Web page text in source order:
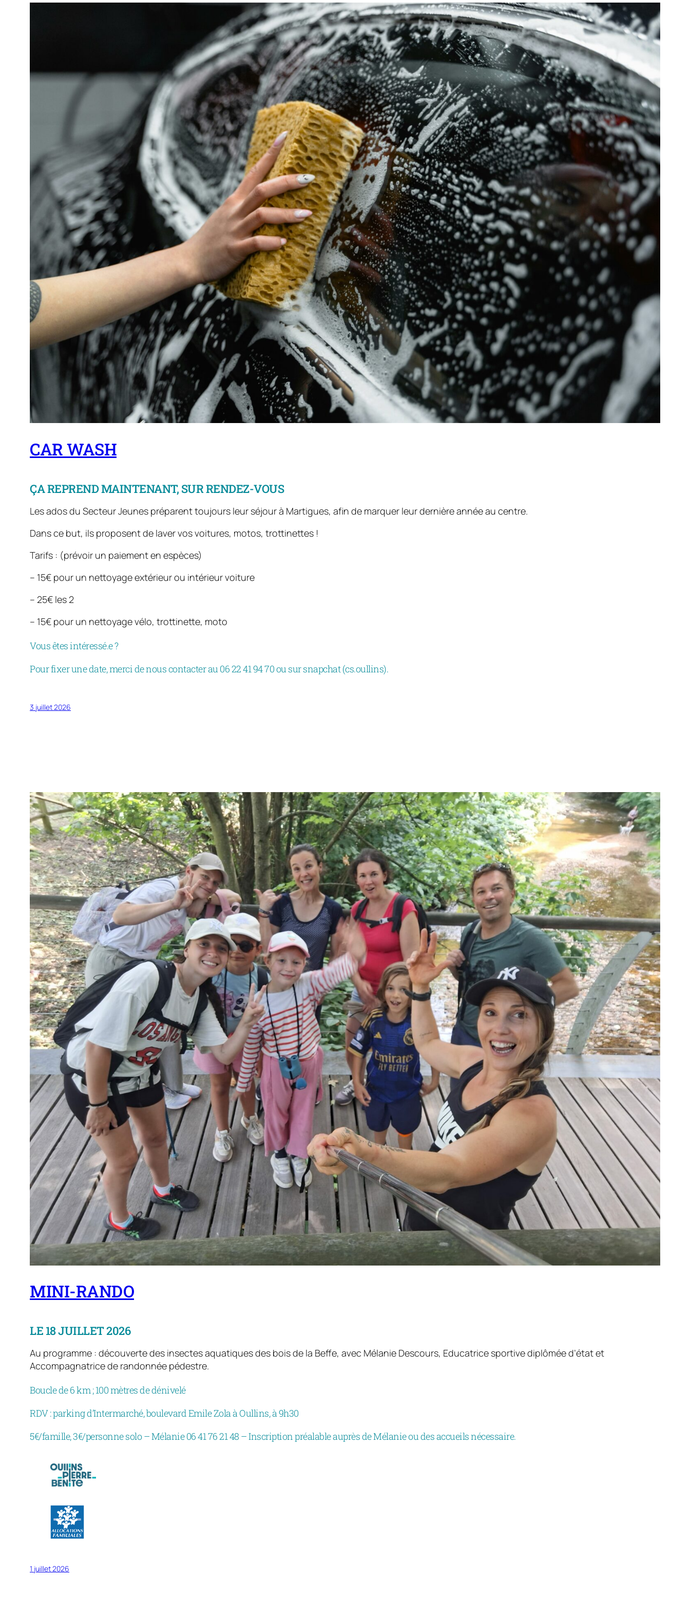
CAR WASH
ÇA REPREND MAINTENANT, SUR RENDEZ-VOUS
Les ados du Secteur Jeunes préparent toujours leur séjour à Martigues, afin de marquer leur dernière année au centre.
Dans ce but, ils proposent de laver vos voitures, motos, trottinettes !
Tarifs : (prévoir un paiement en espèces)
– 15€ pour un nettoyage extérieur ou intérieur voiture
– 25€ les 2
– 15€ pour un nettoyage vélo, trottinette, moto
Vous êtes intéressé.e ?
Pour fixer une date, merci de nous contacter au 06 22 41 94 70 ou sur snapchat (cs.oullins).
3 juillet 2026
MINI-RANDO
LE 18 JUILLET 2026
Au programme : découverte des insectes aquatiques des bois de la Beffe, avec Mélanie Descours, Educatrice sportive diplômée d’état et
Accompagnatrice de randonnée pédestre.
Boucle de 6 km ; 100 mètres de dénivelé
RDV : parking d’Intermarché, boulevard Emile Zola à Oullins, à 9h30
5€/famille, 3€/personne solo – Mélanie 06 41 76 21 48 – Inscription préalable auprès de Mélanie ou des accueils nécessaire.
1 juillet 2026